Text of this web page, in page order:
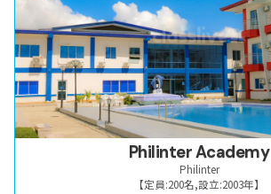
Philinter Academy
Philinter
【定員:200名,設立:2003年】